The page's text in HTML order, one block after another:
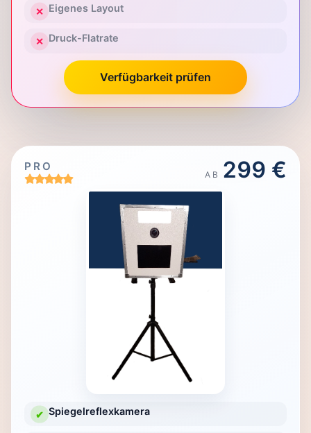
✕ Eigenes Layout
✕ Druck-Flatrate
Verfügbarkeit prüfen
PRO
AB 299 €
✔ Spiegelreflexkamera